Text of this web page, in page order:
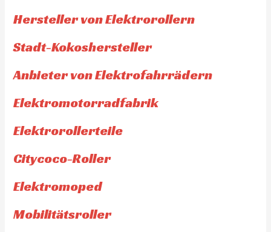
Hersteller von Elektrorollern
Stadt-Kokoshersteller
Anbieter von Elektrofahrrädern
Elektromotorradfabrik
Elektrorollerteile
Citycoco-Roller
Elektromoped
Mobilitätsroller